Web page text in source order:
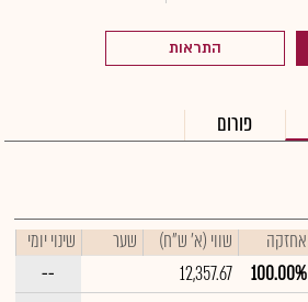
התראות
פורום
אחזקה שווי (א' ש"ח) שער
שינוי יומי
100.00%
12,357.67
--